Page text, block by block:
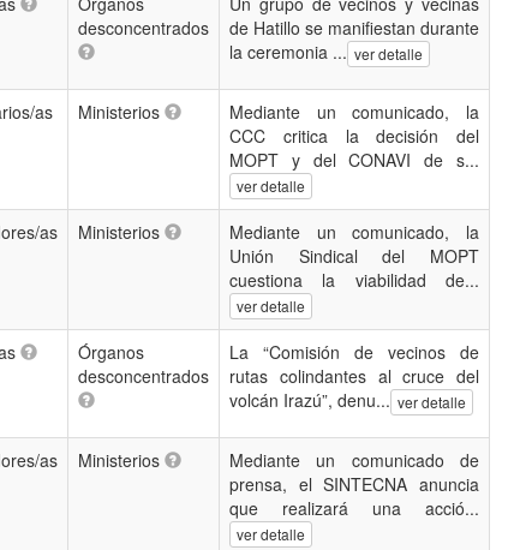
desconcentrados
de Hatillo se manifiestan durante
la ceremonia ... ver detalle
as Ministerios
Mediante un comunicado, la
CCC critica la decisión del
MOPT y del CONAVI de s...
ver detalle
as Ministerios
Mediante un comunicado, la
Unión Sindical del MOPT
cuestiona la viabilidad de...
ver detalle
Órganos
desconcentrados
La “Comisión de vecinos de
rutas colindantes al cruce del
volcán Irazú”, denu... ver detalle
as Ministerios
Mediante un comunicado de
prensa, el SINTECNA anuncia
que realizará una acció...
ver detalle